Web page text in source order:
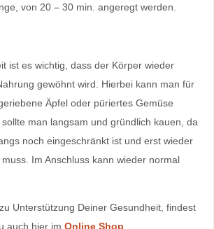
von 20 – 30 min. angeregt werden.
ist es wichtig, dass der Körper wieder
gewöhnt wird. Hierbei kann man für
Äpfel oder püriertes Gemüse
man langsam und gründlich kauen, da
noch eingeschränkt ist und erst wieder
Im Anschluss kann wieder normal
Unterstützung Deiner Gesundheit, findest
auch hier im Online Shop